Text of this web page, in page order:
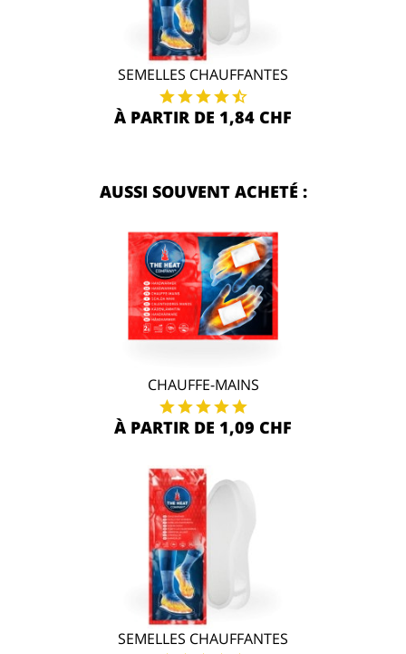
SEMELLES CHAUFFANTES
À PARTIR DE 1,84 CHF
AUSSI SOUVENT ACHETÉ :
CHAUFFE-MAINS
À PARTIR DE 1,09 CHF
SEMELLES CHAUFFANTES